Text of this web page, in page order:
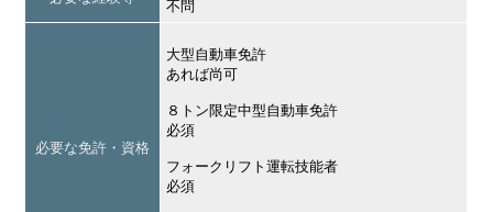
不問
必要な免許・資格
大型自動車免許
あれば尚可
８トン限定中型自動車免許
必須
フォークリフト運転技能者
必須